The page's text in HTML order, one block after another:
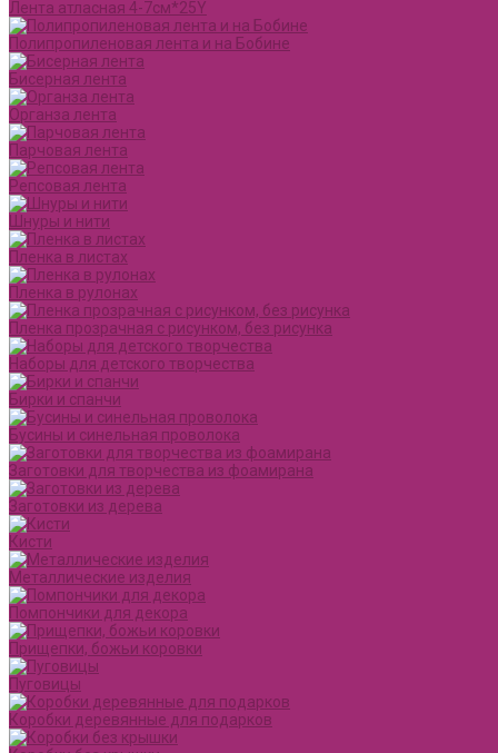
Лента атласная 4-7см*25Y
Полипропиленовая лента и на Бобине
Бисерная лента
Органза лента
Парчовая лента
Репсовая лента
Шнуры и нити
Пленка в листах
Пленка в рулонах
Пленка прозрачная с рисунком, без рисунка
Наборы для детского творчества
Бирки и спанчи
Бусины и синельная проволока
Заготовки для творчества из фоамирана
Заготовки из дерева
Кисти
Металлические изделия
Помпончики для декора
Прищепки, божьи коровки
Пуговицы
Коробки деревянные для подарков